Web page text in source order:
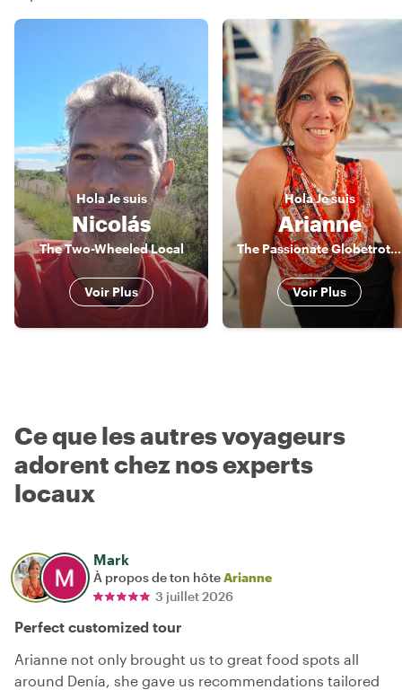
HolaJe suis
Nicolás
The Two-Wheeled Local
Voir Plus
HolaJe suis
Arianne
The Passionate Globetrotter
Voir Plus
Ce que les autres voyageurs
adorent chez nos experts
locaux
Mark
À propos de ton hôteArianne
3 juillet 2026
Perfect customized tour
Arianne not only brought us to great food spots all
around Denía, she gave us recommendations tailored